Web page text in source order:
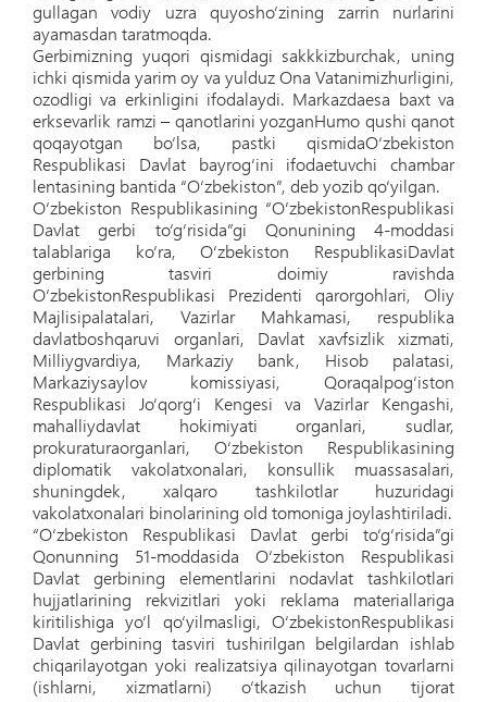
gullagan vodiy uzra quyosho‘zining zarrin nurlarini
ayamasdan taratmoqda.
Gerbimizning yuqori qismidagi sakkkizburchak, uning
ichki qismida yarim oy va yulduz Ona Vatanimizhurligini,
ozodligi va erkinligini ifodalaydi. Markazdaesa baxt va
erksevarlik ramzi – qanotlarini yozganHumo qushi qanot
qoqayotgan bo‘lsa, pastki qismidaO‘zbekiston
Respublikasi Davlat bayrog‘ini ifodaetuvchi chambar
lentasining bantida “O‘zbekiston”, deb yozib qo‘yilgan.
O‘zbekiston Respublikasining “O‘zbekistonRespublikasi
Davlat gerbi to‘g‘risida”gi Qonunining 4-moddasi
talablariga ko‘ra, O‘zbekiston RespublikasiDavlat
gerbining tasviri doimiy ravishda
O‘zbekistonRespublikasi Prezidenti qarorgohlari, Oliy
Majlisipalatalari, Vazirlar Mahkamasi, respublika
davlatboshqaruvi organlari, Davlat xavfsizlik xizmati,
Milliygvardiya, Markaziy bank, Hisob palatasi,
Markaziysaylov komissiyasi, Qoraqalpog‘iston
Respublikasi Jo‘qorg‘i Kengesi va Vazirlar Kengashi,
mahalliydavlat hokimiyati organlari, sudlar,
prokuraturaorganlari, O‘zbekiston Respublikasining
diplomatik vakolatxonalari, konsullik muassasalari,
shuningdek, xalqaro tashkilotlar huzuridagi
vakolatxonalari binolarining old tomoniga joylashtiriladi.
“O‘zbekiston Respublikasi Davlat gerbi to‘g‘risida”gi
Qonunning 51-moddasida O‘zbekiston Respublikasi
Davlat gerbining elementlarini nodavlat tashkilotlari
hujjatlarining rekvizitlari yoki reklama materiallariga
kiritilishiga yo‘l qo‘yilmasligi, O‘zbekistonRespublikasi
Davlat gerbining tasviri tushirilgan belgilardan ishlab
chiqarilayotgan yoki realizatsiya qilinayotgan tovarlarni
(ishlarni, xizmatlarni) o‘tkazish uchun tijorat